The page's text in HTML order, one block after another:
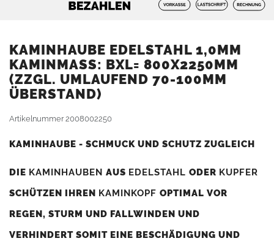
KAMINHAUBE EDELSTAHL 1,0MM
KAMINMASS: BXL= 800X2250MM (
ZZGL. UMLAUFEND 70-100MM Ü
BERSTAND)
Artikelnummer2008002250
KAMINHAUBE - SCHMUCK UND SCHUTZ ZUGLEICH
DIE KAMINHAUBEN AUS EDELSTAHL ODER KUPFER
SCHÜTZEN IHREN KAMINKOPF OPTIMAL VOR
REGEN, STURM UND FALLWINDEN UND
VERHINDERT SOMIT EINE BESCHÄDIGUNG UND